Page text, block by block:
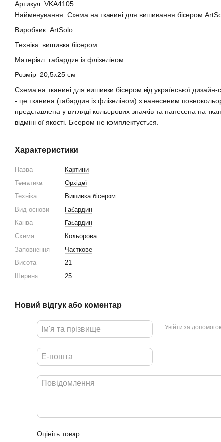
Артикул: VKA4105
Найменування: Схема на тканині для вишивання бісером
Виробник: ArtSolo
Техніка: вишивка бісером
Матеріал: габардин із флізеліном
Розмір: 20,5х25 см
Схема на тканині для вишивки бісером від української дизайн-
- це тканина (габардин із флізеліном) з нанесеним
представлена у вигляді кольорових значків та нанесена на
відмінної якості. Бісером не комплектується.
Характеристики
Назва
Картини
Тематика
Орхідеї
Техніка
Вишивка бісером
Вид основи
Габардин
Канва
Габардин
Схема
Кольорова
Заповнення
Часткове
Висота
21
Ширина
25
Новий відгук або коментар
Увійти за
Оцініть товар